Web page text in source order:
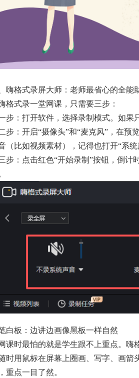
嗨格式录屏大师：老师最省心的全能
格式录一堂网课，只需要三步：
步：打开软件，选择录制模式。如果
步：开启“摄像头”和“麦克风”，在
（比如视频素材），记得也打开“系统
步：点击红色“开始录制”按钮，倒计
白板：边讲边画像黑板一样自然
网课时最怕的就是学生跟不上重点。
时用鼠标在屏幕上圈画、写字、画
重点一目了然。